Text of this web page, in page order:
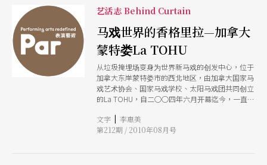
艺活志 Behind Curtain
马戏世界的香格里拉—加拿大
蒙特娄La TOHU
从垃圾掩埋场变身为世界新马戏的创发中心，位于
加拿大东岸蒙特娄市的西北地区，由加拿大国家马
戏艺术协会、国家马戏学校、太阳马戏团共同创立
的La TOHU，自二○○四年六月开幕迄今，一直是
中心。它不仅以匪夷所思的专业设施闻名于世，也
因太阳马戏团无远弗届的影响及推波助澜，使得加
文字 | 李惠美
第212期 / 2010年08月号